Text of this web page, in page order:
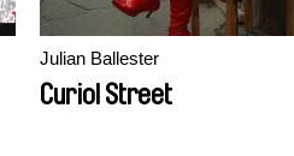
Julian Ballester
Curiol Street